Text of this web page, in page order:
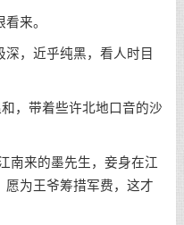
来。
，近乎纯黑，看人时目
，带着些许北地口音的沙
来的墨先生，妾身在江
愿为王爷筹措军费，这才